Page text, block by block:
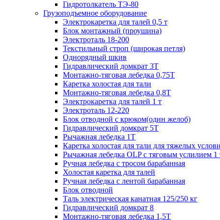
Гидротолкатель ТЭ-80
Грузоподъемное оборудование
Электрокаретка для талей 0,5 т
Блок монтажный (проушина)
Электроталь 18-200
Текстильный строп (широкая петля)
Однорядный шкив
Гидравлический домкрат 3T
Монтажно-тяговая лебедка 0,75Т
Каретка холостая для тали
Монтажно-тяговая лебедка 0,8Т
Электрокаретка для талей 1 т
Электроталь 12-220
Блок отводной с крюком(один желоб)
Гидравлический домкрат 5T
Рычажная лебедка 1Т
Каретка холостая для тали для тяжелых
Рычажная лебедка OLP с тяговым услилием 1
Ручная лебедка с тросом барабанная
Холостая каретка для талей
Ручная лебедка с лентой барабанная
Блок отводной
Таль электрическая канатная 125/250 кг
Гидравлический домкрат 8
Монтажно-тяговая лебедка 1,5Т